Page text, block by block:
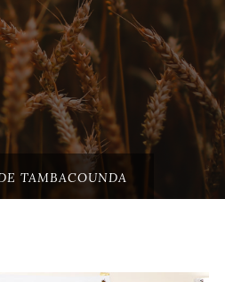
TAMBACOUNDA